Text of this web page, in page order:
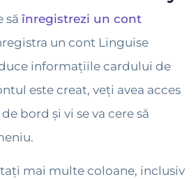
să înregistrezi un cont
un cont Linguise
informațiile cardului de
este creat, veți avea acces
bord și vi se va cere să
mai multe coloane, inclusiv